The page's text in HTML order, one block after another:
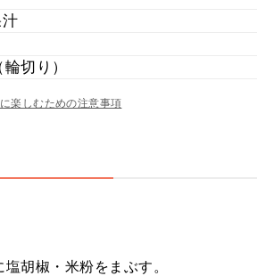
汁
切り）
楽しむための注意事項
胡椒・米粉をまぶす。